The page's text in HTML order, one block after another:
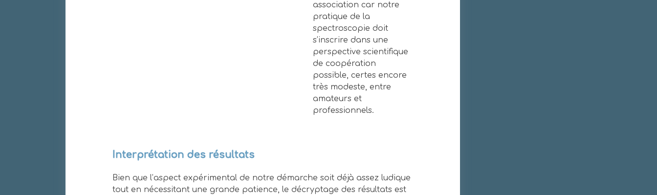
association car notre
pratique de la
spectroscopie doit
s’inscrire dans une
perspective scientifique
de coopération
possible, certes encore
très modeste, entre
amateurs et
professionnels.
Interprétation des résultats
Bien que l’aspect expérimental de notre démarche soit déjà assez ludique
tout en nécessitant une grande patience, le décryptage des résultats est